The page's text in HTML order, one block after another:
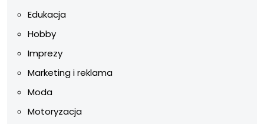
Edukacja
Hobby
Imprezy
Marketing i reklama
Moda
Motoryzacja